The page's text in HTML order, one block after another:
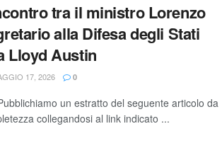
tra il ministro Lorenzo
alla Difesa degli Stati
Lloyd Austin
17, 2026 0
un estratto del seguente articolo da
collegandosi al link indicato ...